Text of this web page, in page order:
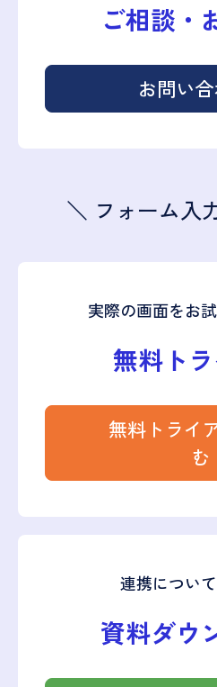
ご相談・
お問い
＼ フォーム入
実際の画面をお
無料ト
無料トライ
む
連携につい
資料ダウ